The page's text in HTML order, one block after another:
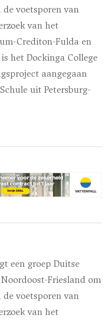
voetsporen van
van het
Crediton-Fulda en
het Dockinga College
aangegaan
uit Petersburg-
een groep Duitse
Friesland om
voetsporen van
van het